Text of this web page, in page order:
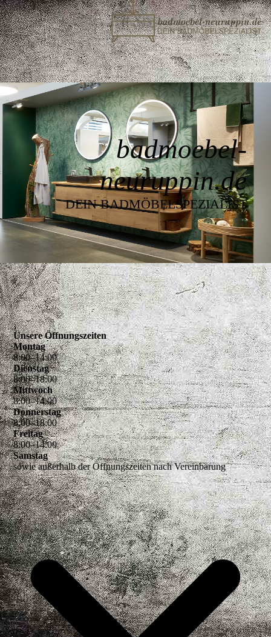
badmoebel-
neuruppin.de
DEIN BADMÖBELSPEZIALIST
Unsere Öffnungszeiten
Montag
8:00–14:00
Dienstag
8:00–18:00
Mittwoch
8:00–14:00
Donnerstag
8:00–18:00
Freitag
8:00–14:00
Samstag
sowie außerhalb der Öffnungszeiten nach Vereinbarung